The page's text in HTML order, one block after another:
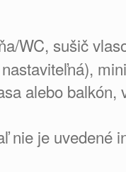
WC, sušič
alebo
nie je uvedené